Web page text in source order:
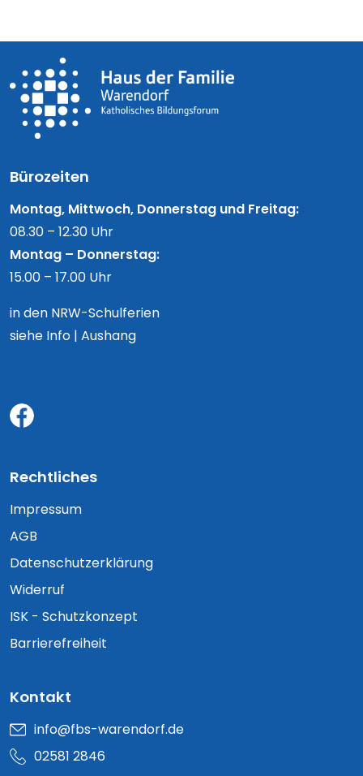
Bürozeiten
Montag, Mittwoch, Donnerstag und Freitag:
08.30 – 12.30 Uhr
Montag – Donnerstag:
15.00 – 17.00 Uhr
in den NRW-Schulferien
siehe Info | Aushang
Rechtliches
Impressum
AGB
Datenschutzerklärung
Widerruf
ISK - Schutzkonzept
Barrierefreiheit
Kontakt
info@fbs-warendorf.de
02581 2846